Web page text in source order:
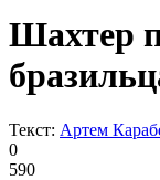
Шахтер
Текст: Артем
0
590